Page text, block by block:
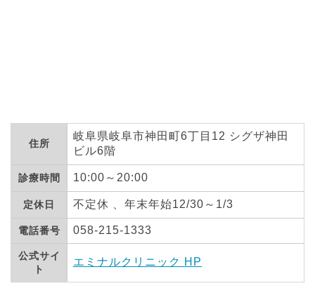
住所
岐阜県岐阜市神田町6丁目12 シグザ神田
ビル6階
診療時間 10:00～20:00
定休日 不定休 、年末年始12/30～1/3
電話番号 058-215-1333
公式サイ
ト
エミナルクリニック HP